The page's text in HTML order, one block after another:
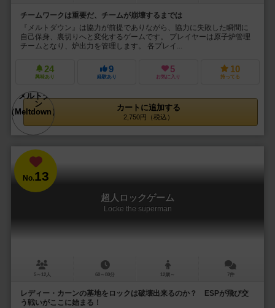
チームワークは重要だ、チームが崩壊するまでは
『メルトダウン』は協力が前提でありながら、協力に失敗した瞬間に
自己保身、裏切りへと変化するゲームです。 プレイヤーは原子炉管理
チームとなり、炉出力を管理します。 各プレイ...
24
興味あり
9
経験あり
5
お気に入り
10
持ってる
カートに追加する
2,750円（税込）
No.13
超人ロックゲーム
Locke the superman
5～12人 60～80分 12歳～ 7件
レディー・カーンの基地をロックは破壊出来るのか？ ESPが飛び交
う戦いがここに始まる！